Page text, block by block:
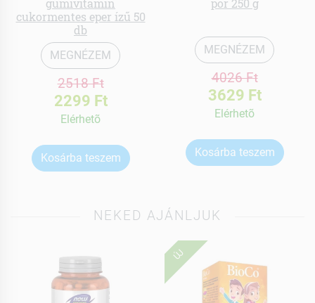
gumivitamin
cukormentes eper ízű 50
db
MEGNÉZEM
2518 Ft
2299 Ft
Elérhetõ
Kosárba teszem
por 250 g
MEGNÉZEM
4026 Ft
3629 Ft
Elérhetõ
Kosárba teszem
NEKED AJÁNLJUK
ÚJ